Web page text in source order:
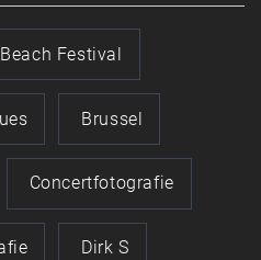
Beach Festival
Brussel
Concertfotografie
Dirk S